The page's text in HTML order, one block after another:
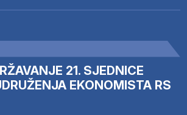
21. SJEDNICE
EKONOMISTA RS